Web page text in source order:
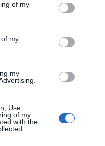
of my
of my
my
Use,
of my
with the